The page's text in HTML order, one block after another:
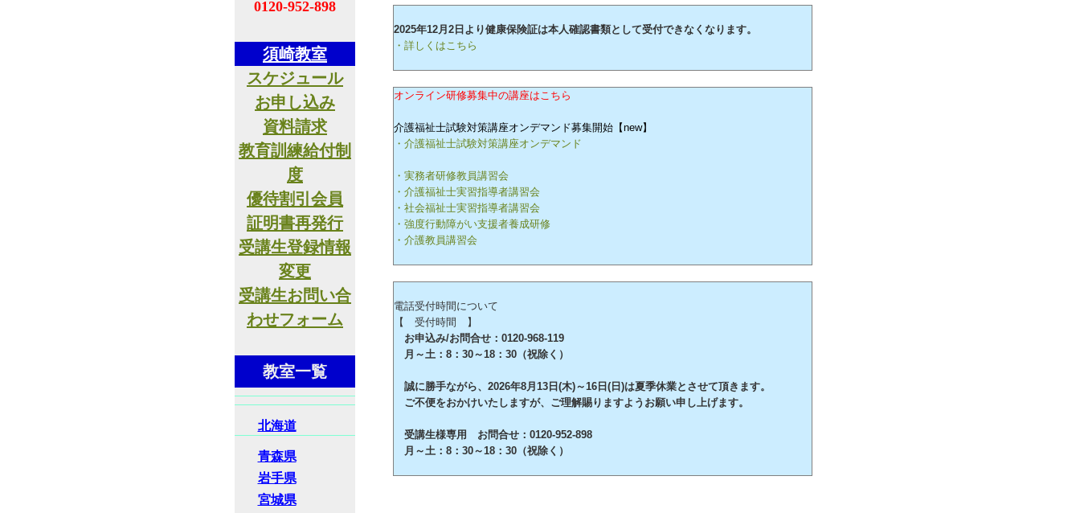
2025年12月2日より健康保険証は本人確認書類として受付できなくなります。
・詳しくはこちら
オンライン研修募集中の講座はこちら
介護福祉士試験対策講座オンデマンド募集開始【new】
・介護福祉士試験対策講座オンデマンド
・実務者研修教員講習会
・介護福祉士実習指導者講習会
・社会福祉士実習指導者講習会
・強度行動障がい支援者養成研修
・介護教員講習会
電話受付時間について
【 受付時間 】
お申込み/お問合せ：0120-968-119
月～土：8：30～18：30（祝除く）
誠に勝手ながら、2026年8月13日(木)～16日(日)は夏季休業とさせて頂きます。
ご不便をおかけいたしますが、ご理解賜りますようお願い申し上げます。
受講生様専用 お問合せ：0120-952-898
月～土：8：30～18：30（祝除く）
0120-952-898
須崎教室
スケジュール
お申し込み
資料請求
教育訓練給付制
度
優待割引会員
証明書再発行
受講生登録情報
変更
受講生お問い合
わせフォーム
教室一覧
北海道
青森県
岩手県
宮城県